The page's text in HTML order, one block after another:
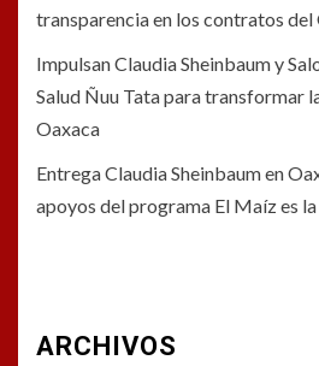
transparencia en los contratos
Impulsan Claudia Sheinbaum y
Salud Ñuu Tata para transformar
Oaxaca
Entrega Claudia Sheinbaum en
apoyos del programa El Maíz es
ARCHIVOS